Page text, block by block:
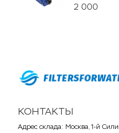
2 000
КОНТАКТЫ
Адрес склада: Москва, 1-й